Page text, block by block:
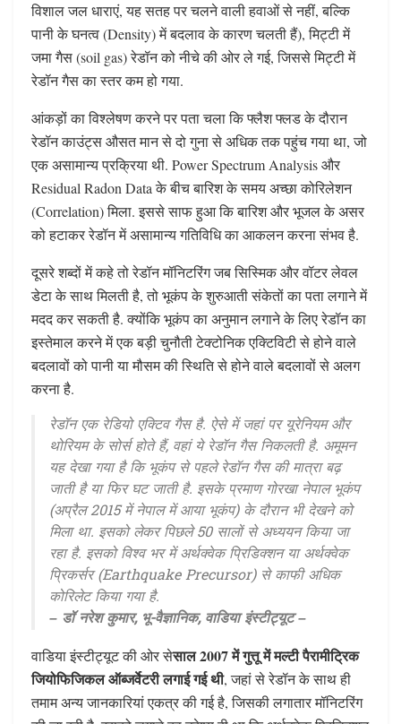
विशाल जल धाराएं, यह सतह पर चलने वाली हवाओं से नहीं, बल्कि
पानी के घनत्व (Density) में बदलाव के कारण चलती हैं), मिट्टी में
जमा गैस (soil gas) रेडॉन को नीचे की ओर ले गई, जिससे मिट्टी में
रेडॉन गैस का स्तर कम हो गया.
आंकड़ों का विश्लेषण करने पर पता चला कि फ्लैश फ्लड के दौरान
रेडॉन काउंट्स औसत मान से दो गुना से अधिक तक पहुंच गया था, जो
एक असामान्य प्रक्रिया थी. Power Spectrum Analysis और
Residual Radon Data के बीच बारिश के समय अच्छा कोरिलेशन
(Correlation) मिला. इससे साफ हुआ कि बारिश और भूजल के असर
को हटाकर रेडॉन में असामान्य गतिविधि का आकलन करना संभव है.
दूसरे शब्दों में कहे तो रेडॉन मॉनिटरिंग जब सिस्मिक और वॉटर लेवल
डेटा के साथ मिलती है, तो भूकंप के शुरुआती संकेतों का पता लगाने में
मदद कर सकती है. क्योंकि भूकंप का अनुमान लगाने के लिए रेडॉन का
इस्तेमाल करने में एक बड़ी चुनौती टेक्टोनिक एक्टिविटी से होने वाले
बदलावों को पानी या मौसम की स्थिति से होने वाले बदलावों से अलग
करना है.
रेडॉन एक रेडियो एक्टिव गैस है. ऐसे में जहां पर यूरेनियम और
थोरियम के सोर्स होते हैं, वहां ये रेडॉन गैस निकलती है. अमूमन
यह देखा गया है कि भूकंप से पहले रेडॉन गैस की मात्रा बढ़
जाती है या फिर घट जाती है. इसके प्रमाण गोरखा नेपाल भूकंप
(अप्रैल 2015 में नेपाल में आया भूकंप) के दौरान भी देखने को
मिला था. इसको लेकर पिछले 50 सालों से अध्ययन किया जा
रहा है. इसको विश्व भर में अर्थक्वेक प्रिडिक्शन या अर्थक्वेक
प्रिकर्सर (Earthquake Precursor) से काफी अधिक
कोरिलेट किया गया है.
– डॉ नरेश कुमार, भू-वैज्ञानिक, वाडिया इंस्टीट्यूट –
वाडिया इंस्टीट्यूट की ओर सेसाल 2007 में गुत्तू में मल्टी पैरामीट्रिक
जियोफिजिकल ऑब्जर्वेटरी लगाई गई थी, जहां से रेडॉन के साथ ही
तमाम अन्य जानकारियां एकत्र की गई है, जिसकी लगातार मॉनिटरिंग